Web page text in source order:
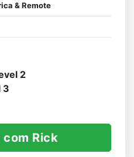
& Remote
2
3
com Rick